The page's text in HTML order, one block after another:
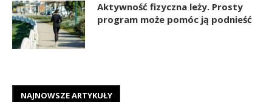
Aktywność fizyczna leży. Prosty
program może pomóc ją podnieść
NAJNOWSZE ARTYKUŁY